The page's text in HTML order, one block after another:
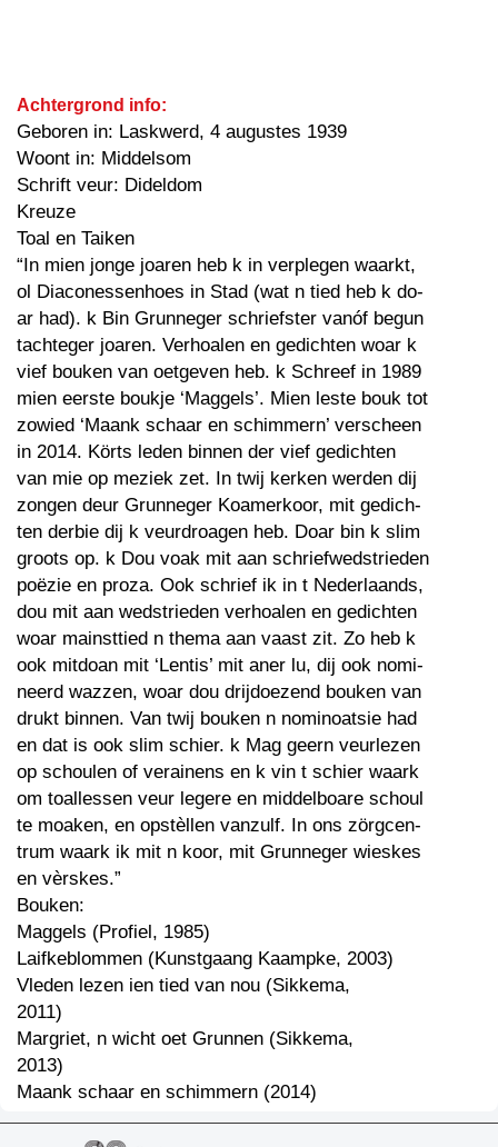
Achtergrond info:
Geboren in: Laskwerd, 4 augustes 1939
Woont in: Middelsom
Schrift veur: Dideldom
Kreuze
Toal en Taiken
“In mien jonge joaren heb k in verplegen waarkt,
ol Diaconessenhoes in Stad (wat n tied heb k do-
ar had). k Bin Grunneger schriefster vanóf begun
tachteger joaren. Verhoalen en gedichten woar k
vief bouken van oetgeven heb. k Schreef in 1989
mien eerste boukje ‘Maggels’. Mien leste bouk tot
zowied ‘Maank schaar en schimmern’ verscheen
in 2014. Körts leden binnen der vief gedichten
van mie op meziek zet. In twij kerken werden dij
zongen deur Grunneger Koamerkoor, mit gedich-
ten derbie dij k veurdroagen heb. Doar bin k slim
groots op. k Dou voak mit aan schriefwedstrieden
poëzie en proza. Ook schrief ik in t Nederlaands,
dou mit aan wedstrieden verhoalen en gedichten
woar mainsttied n thema aan vaast zit. Zo heb k
ook mitdoan mit ‘Lentis’ mit aner lu, dij ook nomi-
neerd wazzen, woar dou drijdoezend bouken van
drukt binnen. Van twij bouken n nominoatsie had
en dat is ook slim schier. k Mag geern veurlezen
op schoulen of verainens en k vin t schier waark
om toallessen veur legere en middelboare schoul
te moaken, en opstèllen vanzulf. In ons zörgcen-
trum waark ik mit n koor, mit Grunneger wieskes
en vèrskes.”
Bouken:
Maggels (Profiel, 1985)
Laifkeblommen (Kunstgaang Kaampke, 2003)
Vleden lezen ien tied van nou (Sikkema,
2011)
Margriet, n wicht oet Grunnen (Sikkema,
2013)
Maank schaar en schimmern (2014)